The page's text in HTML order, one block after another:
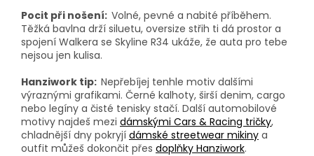
Pocit při nošení: Volné, pevné a nabité příběhem.
Těžká bavlna drží siluetu, oversize střih ti dá prostor a
spojení Walkera se Skyline R34 ukáže, že auta pro tebe
nejsou jen kulisa.
Hanziwork tip: Nepřebíjej tenhle motiv dalšími
výraznými grafikami. Černé kalhoty, širší denim, cargo
nebo legíny a čisté tenisky stačí. Další automobilové
motivy najdeš mezi dámskými Cars & Racing tričky,
chladnější dny pokryjí dámské streetwear mikiny a
outfit můžeš dokončit přes doplňky Hanziwork.